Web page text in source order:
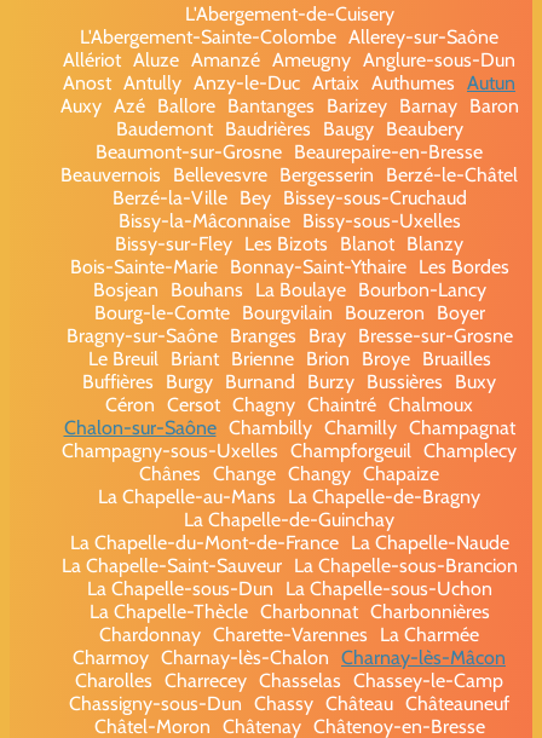
L'Abergement-de-Cuisery
L'Abergement-Sainte-Colombe Allerey-sur-Saône
Allériot Aluze Amanzé Ameugny Anglure-sous-Dun
Anost Antully Anzy-le-Duc Artaix Authumes Autun
Auxy Azé Ballore Bantanges Barizey Barnay
Baron
Baudemont
Baudrières Baugy
Beaubery
Beaumont-sur-Grosne Beaurepaire-en-Bresse
Beauvernois
Bellevesvre Bergesserin
Berzé-le-Châtel
Berzé-la-Ville
Bey
Bissey-sous-Cruchaud
Bissy-la-Mâconnaise
Bissy-sous-Uxelles
Bissy-sur-Fley Les Bizots Blanot Blanzy
Bois-Sainte-Marie
Bonnay-Saint-Ythaire
Les Bordes
Bosjean
Bouhans La Boulaye
Bourbon-Lancy
Bourg-le-Comte
Bourgvilain Bouzeron
Boyer
Bragny-sur-Saône
Branges Bray
Bresse-sur-Grosne
Le Breuil
Briant Brienne Brion Broye
Bruailles
Buffières
Burgy Burnand Burzy Bussières
Buxy
Céron Cersot Chagny Chaintré Chalmoux
Chalon-sur-Saône Chambilly Chamilly Champagnat
Champagny-sous-Uxelles Champforgeuil Champlecy
Chânes Change Changy Chapaize
La Chapelle-au-Mans
La Chapelle-de-Bragny
La Chapelle-de-Guinchay
La Chapelle-du-Mont-de-France
La Chapelle-Naude
La Chapelle-Saint-Sauveur
La Chapelle-sous-Brancion
La Chapelle-sous-Dun
La Chapelle-sous-Uchon
La Chapelle-Thècle Charbonnat Charbonnières
Chardonnay Charette-Varennes
La Charmée
Charmoy Charnay-lès-Chalon Charnay-lès-Mâcon
Charolles Charrecey Chasselas Chassey-le-Camp
Chassigny-sous-Dun Chassy Château Châteauneuf
Châtel-Moron Châtenay Châtenoy-en-Bresse